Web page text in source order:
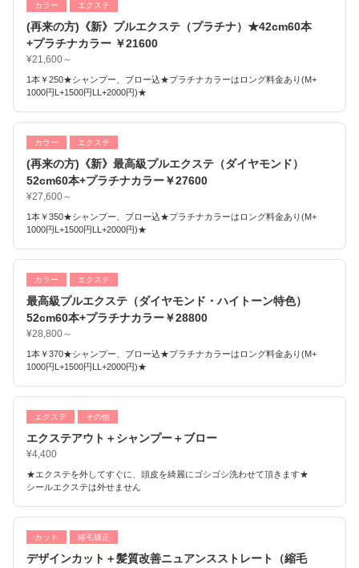
カラー エクステ
(再来の方)《新》プルエクステ（プラチナ）★42cm60本
+プラチナカラー ￥21600
¥21,600～
1本￥250★シャンプー、ブロー込★プラチナカラーはロング料金あり(M+
1000円L+1500円LL+2000円)★
カラー エクステ
(再来の方)《新》最高級プルエクステ（ダイヤモンド）
52cm60本+プラチナカラー￥27600
¥27,600～
1本￥350★シャンプー、ブロー込★プラチナカラーはロング料金あり(M+
1000円L+1500円LL+2000円)★
カラー エクステ
最高級プルエクステ（ダイヤモンド・ハイトーン特色）
52cm60本+プラチナカラー￥28800
¥28,800～
1本￥370★シャンプー、ブロー込★プラチナカラーはロング料金あり(M+
1000円L+1500円LL+2000円)★
エクステ その他
エクステアウト＋シャンプー＋ブロー
¥4,400
★エクステを外してすぐに、頭皮を綺麗にゴシゴシ洗わせて頂きます★
シールエクステは外せません
カット 縮毛矯正
デザインカット＋髪質改善ニュアンスストレート（縮毛